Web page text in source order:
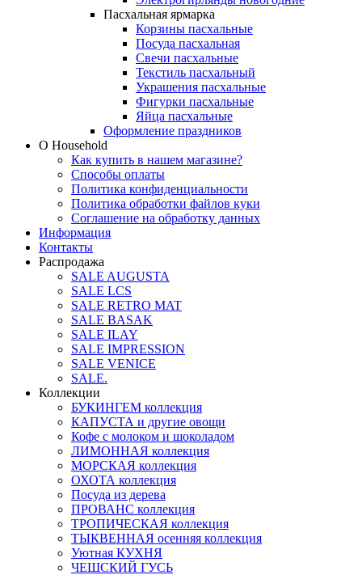
Пасхальная ярмарка
Корзины пасхальные
Посуда пасхальная
Свечи пасхальные
Текстиль пасхальный
Украшения пасхальные
Фигурки пасхальные
Яйца пасхальные
Оформление праздников
О Household
Как купить в нашем магазине?
Способы оплаты
Политика конфиденциальности
Политика обработки файлов куки
Соглашение на обработку данных
Информация
Контакты
Распродажа
SALE AUGUSTA
SALE LCS
SALE RETRO MAT
SALE BASAK
SALE ILAY
SALE IMPRESSION
SALE VENICE
SALE.
Коллекции
БУКИНГЕМ коллекция
КАПУСТА и другие овощи
Кофе с молоком и шоколадом
ЛИМОННАЯ коллекция
МОРСКАЯ коллекция
ОХОТА коллекция
Посуда из дерева
ПРОВАНС коллекция
ТРОПИЧЕСКАЯ коллекция
ТЫКВЕННАЯ осенняя коллекция
Уютная КУХНЯ
ЧЕШСКИЙ ГУСЬ